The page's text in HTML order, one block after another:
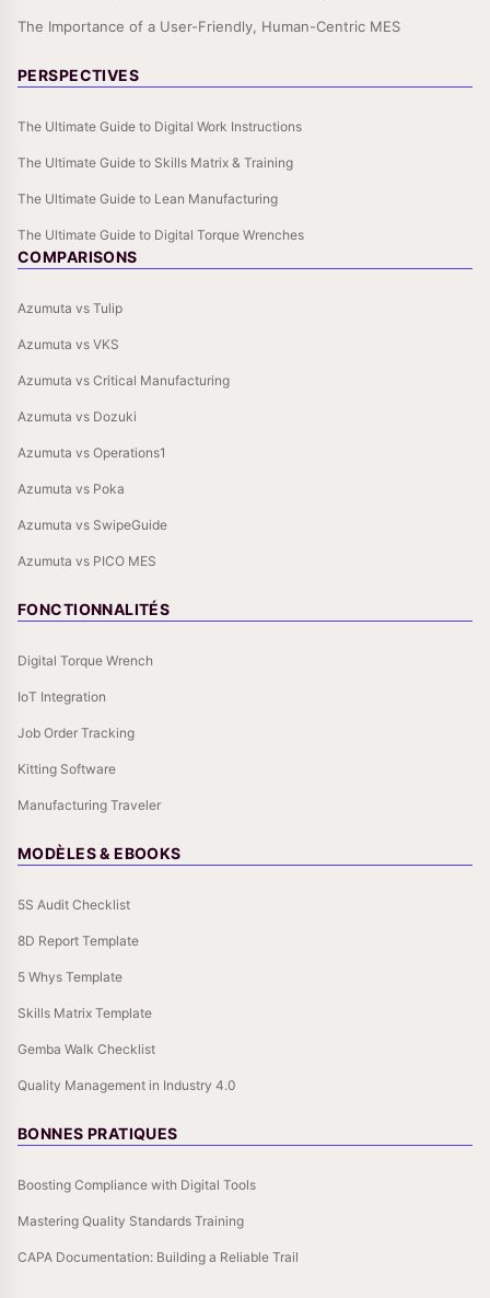
The Importance of a User-Friendly, Human-Centric MES
PERSPECTIVES
The Ultimate Guide to Digital Work Instructions
The Ultimate Guide to Skills Matrix & Training
The Ultimate Guide to Lean Manufacturing
The Ultimate Guide to Digital Torque Wrenches
COMPARISONS
Azumuta vs Tulip
Azumuta vs VKS
Azumuta vs Critical Manufacturing
Azumuta vs Dozuki
Azumuta vs Operations1
Azumuta vs Poka
Azumuta vs SwipeGuide
Azumuta vs PICO MES
FONCTIONNALITÉS
Digital Torque Wrench
IoT Integration
Job Order Tracking
Kitting Software
Manufacturing Traveler
MODÈLES & EBOOKS
5S Audit Checklist
8D Report Template
5 Whys Template
Skills Matrix Template
Gemba Walk Checklist
Quality Management in Industry 4.0
BONNES PRATIQUES
Boosting Compliance with Digital Tools
Mastering Quality Standards Training
CAPA Documentation: Building a Reliable Trail